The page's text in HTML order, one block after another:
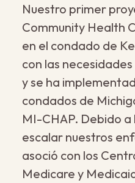
Nuestro primer
Community Health
en el condado de
con las
y se ha
condados de
MI-CHAP. Debido
escalar nuestros
asoció con los
Medicare y